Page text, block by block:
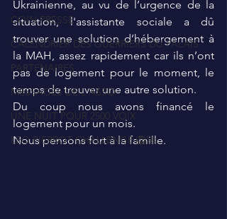
COIN PRESSE
CALENDRIER DES GUERRIERS DU PALAIS
PARTENAIRES
MESSAGES DE L'ASSO
UNE NUIT POUR 2500 VOIX
LEO PIERROT CHALLENGE 🦁🚀
Ukrainienne, au vu de l’urgence de la
situation, l'assistante sociale a dû
trouver une solution d’hébergement à
la MAH, assez rapidement car ils n’ont
pas de logement pour le moment, le
temps de trouver une autre solution.
Du coup nous avons financé le
logement pour un mois.
Nous pensons fort à la famille.